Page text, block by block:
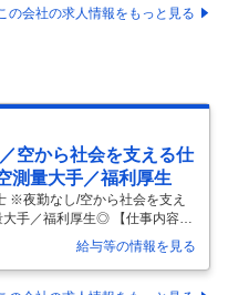
務内容： ドクターヘリをはじ
するルールづくりや確認、必
事をお任せします。 専門的な
の会社の求人情報をもっと見る
空から社会を支える仕
測量大手／福利厚生
※夜勤なし/空から社会を支え
手／福利厚生◎ 【仕事内容】
会を支える仕事／自社で航空機
的な仕事内容】 【業界随一の
フラマネジメント及び国土保
給与等の情報を見る